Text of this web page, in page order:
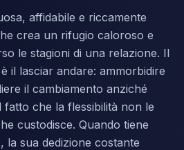
affidabile e riccamente
crea un rifugio caloroso e
le stagioni di una relazione. Il
il lasciar andare: ammorbidire
il cambiamento anziché
fatto che la flessibilità non le
custodisce. Quando tiene
la sua dedizione costante